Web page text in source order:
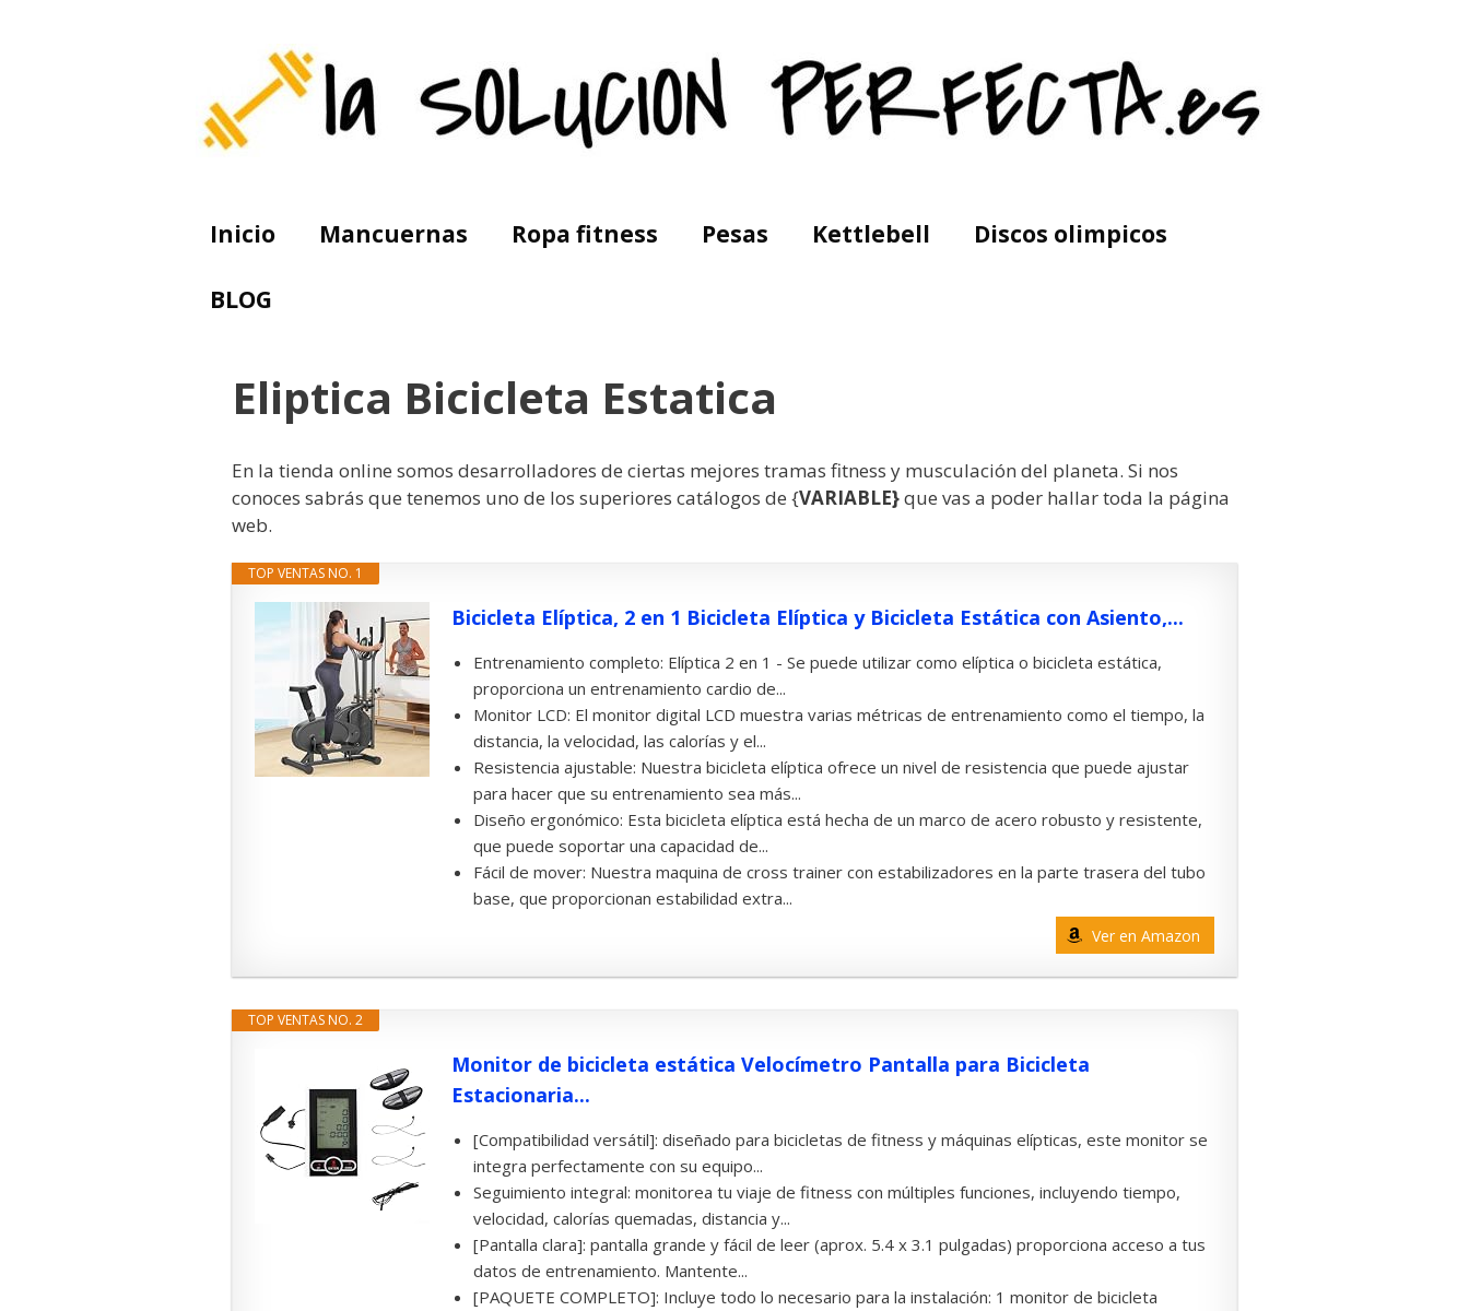
Inicio Mancuernas Ropa fitness Pesas Kettlebell Discos olimpicos
BLOG
Eliptica Bicicleta Estatica
En la tienda online somos desarrolladores de ciertas mejores tramas fitness y musculación del planeta. Si nos
conoces sabrás que tenemos uno de los superiores catálogos de {VARIABLE}que vas a poder hallar toda la página
web.
TOP VENTAS NO. 1
Bicicleta Elíptica, 2 en 1 Bicicleta Elíptica y Bicicleta Estática con Asiento,...
Entrenamiento completo: Elíptica 2 en 1 - Se puede utilizar como elíptica o bicicleta estática,
proporciona un entrenamiento cardio de...
Monitor LCD: El monitor digital LCD muestra varias métricas de entrenamiento como el tiempo, la
distancia, la velocidad, las calorías y el...
Resistencia ajustable: Nuestra bicicleta elíptica ofrece un nivel de resistencia que puede ajustar
para hacer que su entrenamiento sea más...
Diseño ergonómico: Esta bicicleta elíptica está hecha de un marco de acero robusto y resistente,
que puede soportar una capacidad de...
Fácil de mover: Nuestra maquina de cross trainer con estabilizadores en la parte trasera del tubo
base, que proporcionan estabilidad extra...
Ver en Amazon
TOP VENTAS NO. 2
Monitor de bicicleta estática Velocímetro Pantalla para Bicicleta
Estacionaria...
[Compatibilidad versátil]: diseñado para bicicletas de fitness y máquinas elípticas, este monitor se
integra perfectamente con su equipo...
Seguimiento integral: monitorea tu viaje de fitness con múltiples funciones, incluyendo tiempo,
velocidad, calorías quemadas, distancia y...
[Pantalla clara]: pantalla grande y fácil de leer (aprox. 5.4 x 3.1 pulgadas) proporciona acceso a tus
datos de entrenamiento. Mantente...
[PAQUETE COMPLETO]: Incluye todo lo necesario para la instalación: 1 monitor de bicicleta